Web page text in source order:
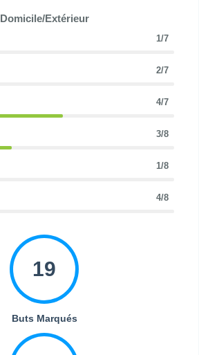
Domicile/Extérieur
1/7
2/7
4/7
3/8
1/8
4/8
19
Buts Marqués